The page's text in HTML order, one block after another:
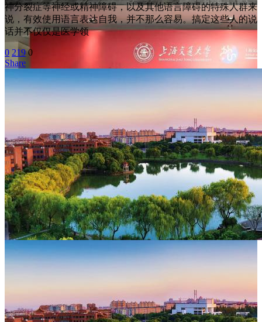
神分裂症等神经或精神障碍，以及其他语言障碍的特殊人群来
说，有效使用语言表达自我，并不那么容易。搞定这些人的说
话并不仅仅是医学领
0 219 0
Share